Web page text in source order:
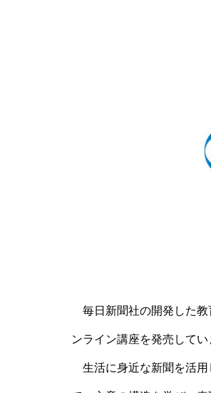
毎日新聞社の開発した
ンライン講座を発売してい
生活に身近な新聞を活用